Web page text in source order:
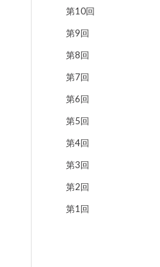
第10回
第9回
第8回
第7回
第6回
第5回
第4回
第3回
第2回
第1回